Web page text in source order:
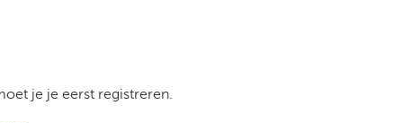
je je eerst registreren.